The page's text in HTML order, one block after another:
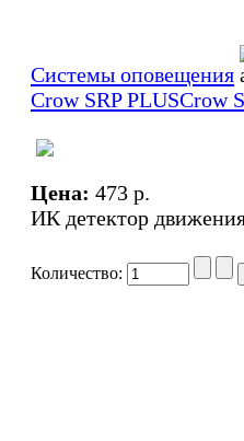
Системы оповещения
Crow SRP PLUSCrow
Цена: 473 p.
ИК детектор
Количество: